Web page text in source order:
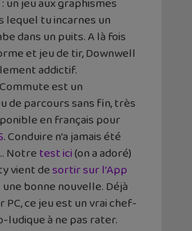
: un jeu aux graphismes
lequel tu incarnes un
dans un puits. A là fois
et jeu de tir, Downwell
addictif.
est un
de parcours sans fin, très
en français pour
. Conduire n’a jamais été
Notretest ici(on a adoré)
vient desortir sur l’App
une bonne nouvelle. Déjà
PC, ce jeu est un vrai chef-
ludique à ne pas rater.